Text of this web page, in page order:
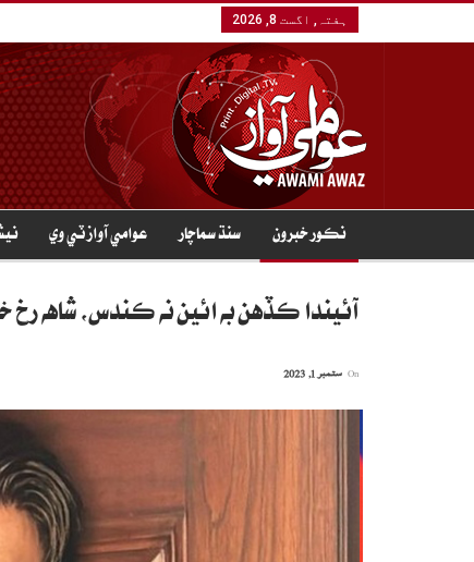
ہفتہ, اگست 8, 2026
نڪور خبرون سنڌ سماچار عوامي آواز ٽي وي
آئيندا ڪڏهن به ائين نه ڪندس، شاهه رخ